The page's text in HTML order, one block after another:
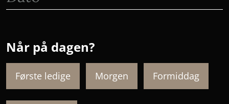
Når på dagen?
Første ledige Morgen Formiddag